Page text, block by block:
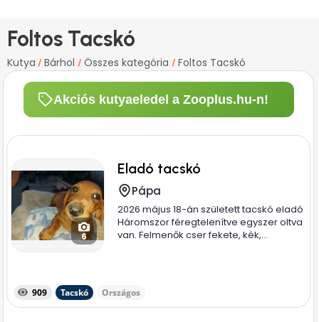
Foltos Tacskó
Kutya / Bárhol / Összes kategória / Foltos Tacskó
Akciós kutyaeledel a Zooplus.hu-n!
6
Eladó tacskó
Pápa
2026 május 18-án született tacskó eladó
Háromszor féregtelenítve egyszer oltva
van. Felmenők cser fekete, kék,...
909 Tacskó Országos